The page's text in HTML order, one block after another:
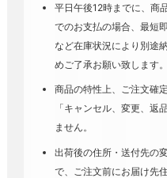
平日午後12時までに、商
でのお支払の場合、最短
など在庫状況により別途
めご了承お願い致します。
商品の特性上、ご注文確
「キャンセル、変更、返
ません。
出荷後の住所・送付先の
で、ご注文前にお届け先